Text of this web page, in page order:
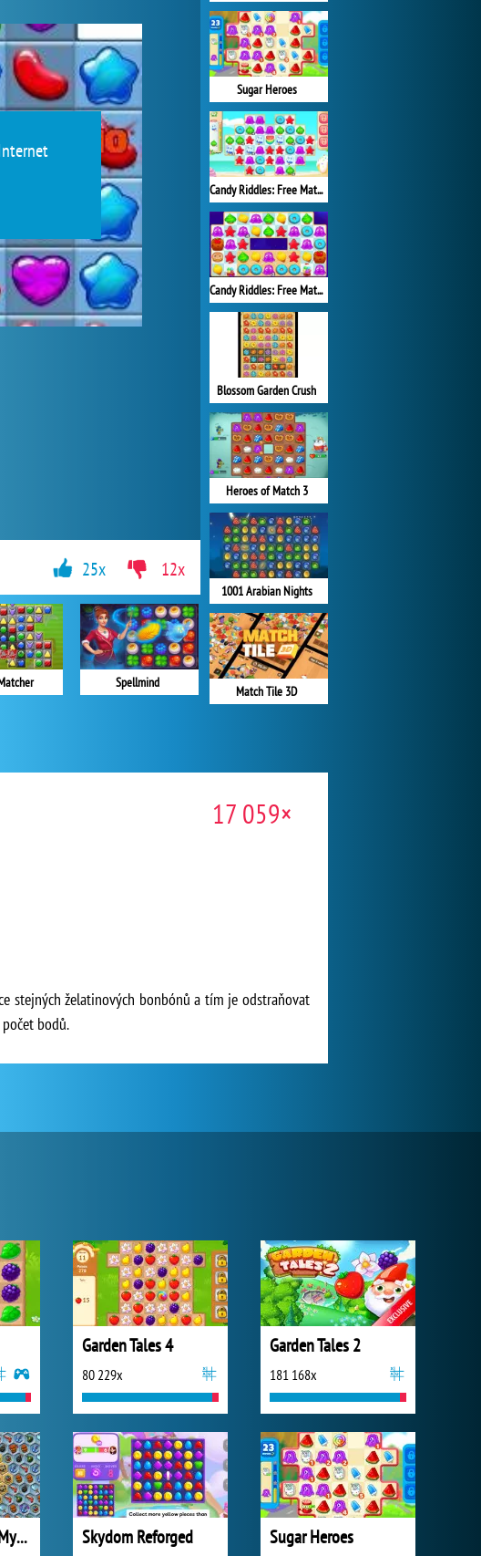
Sugar Heroes
Candy Riddles: Free Match 3 Puzzle
Candy Riddles: Free Match 3
Blossom Garden Crush
Heroes of Match 3
1001 Arabian Nights
Match Tile 3D
Spellmind
25x 12x
17 059×
stejných želatinových bonbónů a tím je odstraňovat
bodů.
Garden Tales 4
80 229x
Garden Tales 2
181 168x
Treasures of the Mystic Sea Skydom Reforged Sugar Heroes